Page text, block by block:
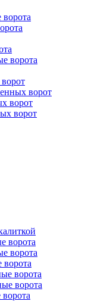
ворота
ворот
ворот
ворот
ворота
ворота
ворота
ворота